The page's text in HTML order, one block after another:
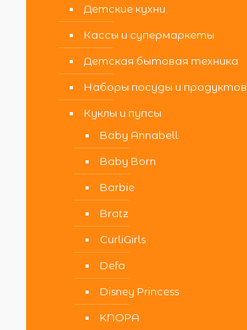
Детские кухни
Кассы и супермаркеты
Детская бытовая техника
Наборы посуды и продуктов
Куклы и пупсы
Baby Annabell
Baby Born
Barbie
Bratz
CurliGirls
Defa
Disney Princess
KNOPA